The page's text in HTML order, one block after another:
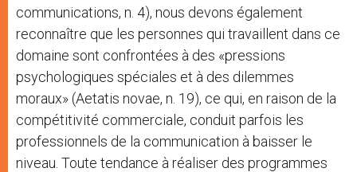
communications, n. 4), nous devons également
reconnaître que les personnes qui travaillent dans ce
domaine sont confrontées à des «pressions
psychologiques spéciales et à des dilemmes
moraux» (Aetatis novae, n. 19), ce qui, en raison de la
compétitivité commerciale, conduit parfois les
professionnels de la communication à baisser le
niveau. Toute tendance à réaliser des programmes